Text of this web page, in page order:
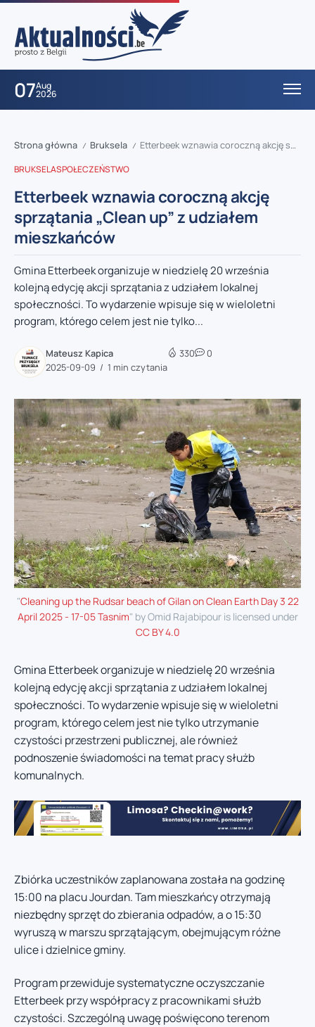
07Aug
2026
Strona główna / Bruksela / Etterbeek wznawia coroczną akcję sprzątania „Clean up” z udziałem mieszkańców
BRUKSELASPOŁECZEŃSTWO
Etterbeek wznawia coroczną akcję
sprzątania „Clean up” z udziałem
mieszkańców
Gmina Etterbeek organizuje w niedzielę 20 września
kolejną edycję akcji sprzątania z udziałem lokalnej
społeczności. To wydarzenie wpisuje się w wieloletni
program, którego celem jest nie tylko...
Mateusz Kapica
2025-09-09
1 min czytania
330 0
"Cleaning up the Rudsar beach of Gilan on Clean Earth Day 3 22
April 2025 - 17-05 Tasnim" by Omid Rajabipour is licensed under
CC BY 4.0
Gmina Etterbeek organizuje w niedzielę 20 września
kolejną edycję akcji sprzątania z udziałem lokalnej
społeczności. To wydarzenie wpisuje się w wieloletni
program, którego celem jest nie tylko utrzymanie
czystości przestrzeni publicznej, ale również
podnoszenie świadomości na temat pracy służb
komunalnych.
Zbiórka uczestników zaplanowana została na godzinę
15:00 na placu Jourdan. Tam mieszkańcy otrzymają
niezbędny sprzęt do zbierania odpadów, a o 15:30
wyruszą w marszu sprzątającym, obejmującym różne
ulice i dzielnice gminy.
Program przewiduje systematyczne oczyszczanie
Etterbeek przy współpracy z pracownikami służb
czystości. Szczególną uwagę poświęcono terenom